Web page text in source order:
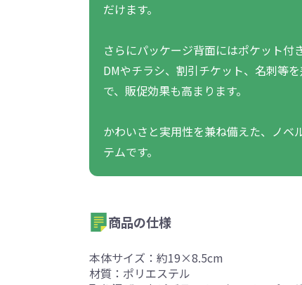
だけます。
さらにパッケージ背面にはポケット付き
DMやチラシ、割引チケット、名刺等
で、販促効果も高まります。
かわいさと実用性を兼ね備えた、ノベ
テムです。
商品の仕様
本体サイズ：約19×8.5cm
材質：ポリエステル